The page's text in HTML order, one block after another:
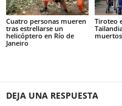
Cuatro personas mueren
tras estrellarse un
helicóptero en Río de
Janeiro
Tiroteo
DEJA UNA RESPUESTA